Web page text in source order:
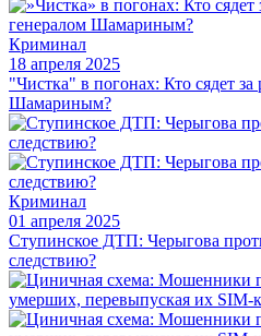
Криминал
18 апреля 2025
"Чистка" в погонах: Кто сядет за
Шамариным?
Криминал
01 апреля 2025
Ступинское ДТП: Черыгова
следствию?